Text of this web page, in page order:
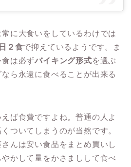
に大食いをしているわけでは
２食で抑えているようです。ま
食は必ずバイキング形式を選ぶ
ら永遠に食べることが出来る
ば食費ですよね。普通の人よ
ついてしまうのが当然です。
んは安い食品をまとめ買いし
かして量をかさましして食べ